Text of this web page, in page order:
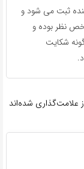
ثبت می شود و
نظر بوده و
شکایت
علامت‌گذاری شده‌اند